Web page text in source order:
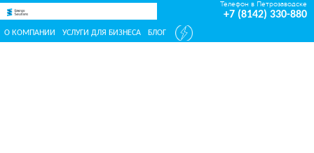
О КОМПАНИИ УСЛУГИ ДЛЯ БИЗНЕСА БЛОГ
Телефон в Петрозаводске
+7 (8142) 330-880